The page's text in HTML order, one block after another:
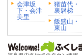
会津坂
下・会津
美里
猪苗代・
裏磐梯
飯盛山・
東山